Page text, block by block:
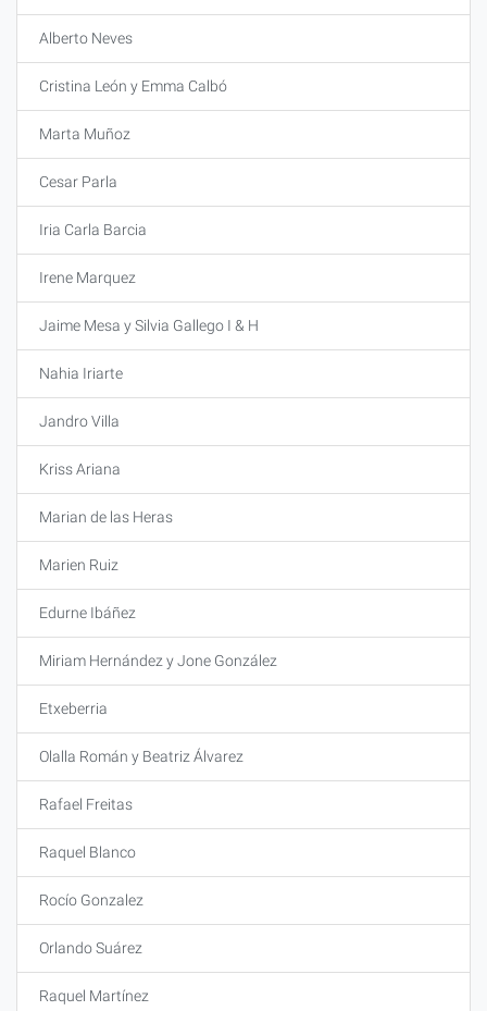
Alberto Neves
Cristina León y Emma Calbó
Marta Muñoz
Cesar Parla
Iria Carla Barcia
Irene Marquez
Jaime Mesa y Silvia Gallego I & H
Nahia Iriarte
Jandro Villa
Kriss Ariana
Marian de las Heras
Marien Ruiz
Edurne Ibáñez
Miriam Hernández y Jone González
Etxeberria
Olalla Román y Beatriz Álvarez
Rafael Freitas
Raquel Blanco
Rocío Gonzalez
Orlando Suárez
Raquel Martínez